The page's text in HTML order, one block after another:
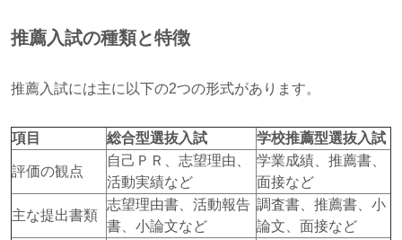
推薦入試の種類と特徴
推薦入試には主に以下の2つの形式があります。
項目 総合型選抜入試 学校推薦型選抜入試
評価の観点
自己ＰＲ、志望理由、
活動実績など
学業成績、推薦書、
面接など
主な提出書類
志望理由書、活動報告
書、小論文など
調査書、推薦書、小
論文、面接など